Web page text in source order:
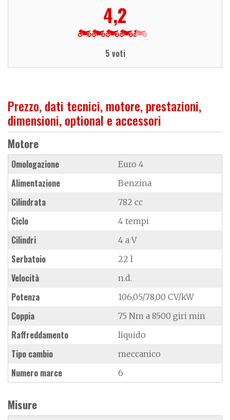
4,2
5 voti
Prezzo, dati tecnici, motore, prestazioni,
dimensioni, optional e accessori
Motore
Omologazione Euro 4
Alimentazione Benzina
Cilindrata 782 cc
Ciclo 4 tempi
Cilindri 4 a V
Serbatoio 22 l
Velocità n.d.
Potenza 106,05/78,00 CV/kW
Coppia 75 Nm a 8500 giri min
Raffreddamento liquido
Tipo cambio meccanico
Numero marce 6
Misure